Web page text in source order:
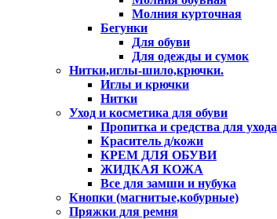
Молния курточная
Бегунки
Для обуви
Для одежды и сумок
Нитки,иглы-шило,крючки.
Иглы и крючки
Нитки
Уход и косметика для обуви
Пропитка и средства для ухода
Краситель д/кожи
КРЕМ ДЛЯ ОБУВИ
ЖИДКАЯ КОЖА
Все для замши и нубука
Кнопки (магнитые,кобурные)
Пряжки для ремня